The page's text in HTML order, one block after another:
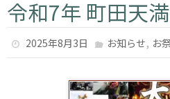
令和7年 町田天
2025年8月3日 お知らせ, お